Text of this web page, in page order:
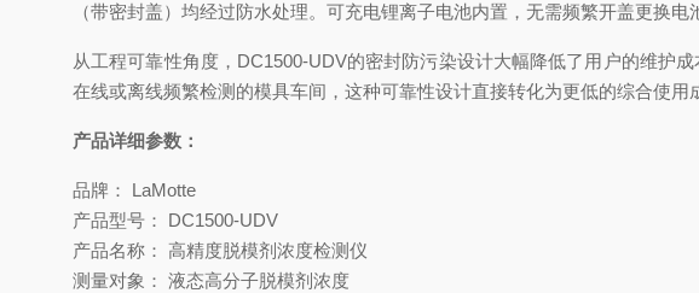
（带密封盖）均经过防水处理。可充电锂离子电池内置，无需频繁开盖更换电
从工程可靠性角度，DC1500-UDV的密封防污染设计大幅降低了用户的维护
在线或离线频繁检测的模具车间，这种可靠性设计直接转化为更低的综合使用
产品详细参数：
品牌： LaMotte
产品型号： DC1500-UDV
产品名称： 高精度脱模剂浓度检测仪
测量对象： 液态高分子脱模剂浓度